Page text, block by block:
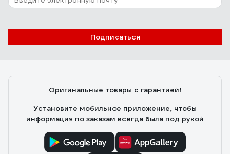
Отзыв о Уайт-спирит НЕФТЕХИМИК 0,5л
Максим 10.12.2024
Подписаться
Оригинальные товары с гарантией!
Установите мобильное приложение, чтобы
информация по заказам всегда была под рукой